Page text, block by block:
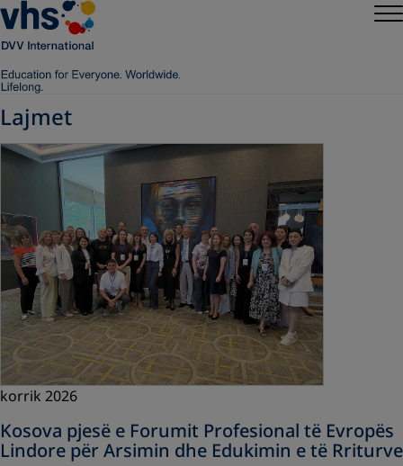
Lajmet
korrik 2026
Kosova pjesë e Forumit Profesional të Evropës
Lindore për Arsimin dhe Edukimin e të Rriturve